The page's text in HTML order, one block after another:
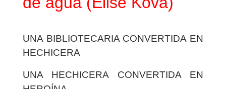
UNA BIBLIOTECARIA CONVERTIDA EN
HECHICERA
UNA HECHICERA CONVERTIDA EN